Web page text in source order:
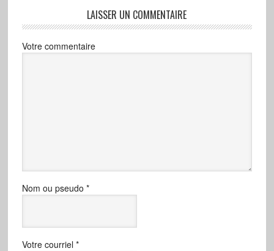
LAISSER UN COMMENTAIRE
Votre commentaire
Nom ou pseudo *
Votre courriel *